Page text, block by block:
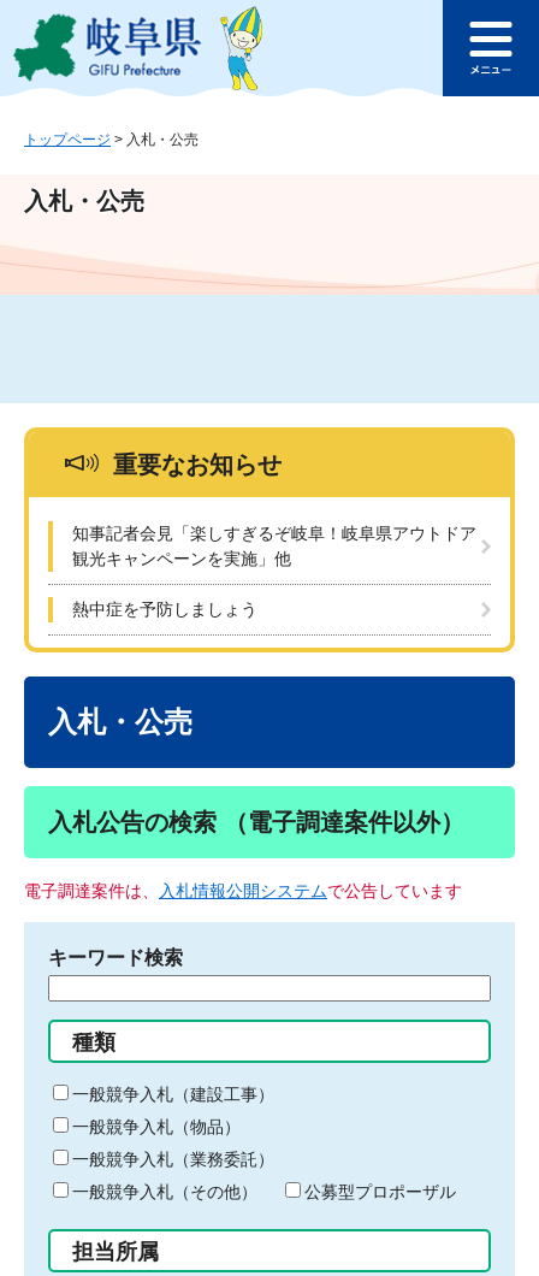
ジ
ュ
文
このページの本文へ
ュ
トップページ > 入札・公売
入札・公売
重要なお知らせ
知事記者会見「楽しすぎるぞ岐阜！岐阜県アウトドア
観光キャンペーンを実施」他
熱中症を予防しましょう
入札・公売
入札公告の検索 （電子調達案件以外）
電子調達案件は、 入札情報公開システムで公告しています
キーワード検索
る
キ
ー
ワ
ー
ド
入
力
種類
一般競争入札（建設工事）
一般競争入札（物品）
一般競争入札（業務委託）
一般競争入札（その他）
公募型プロポーザル
担当所属